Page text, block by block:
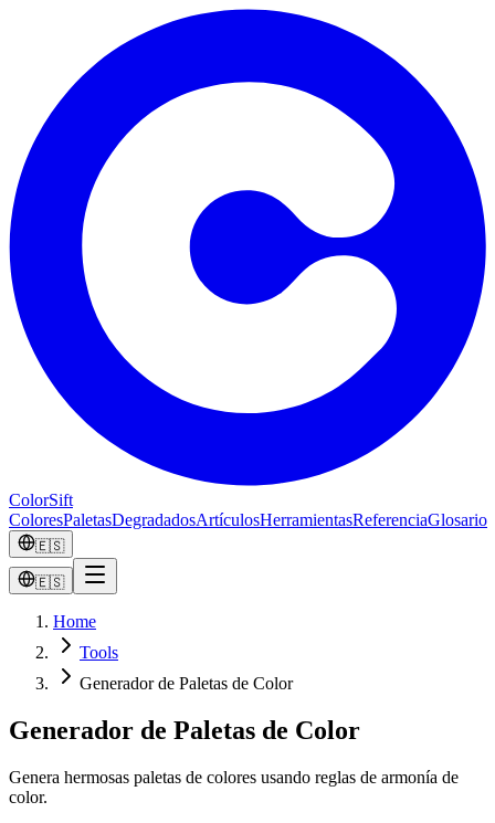
ColorSift
ColoresPaletasDegradadosArtículosHerramientasReferenciaGlosario
🇪🇸
🇪🇸
Home
Tools
Generador de Paletas de Color
Generador de Paletas de Color
Genera hermosas paletas de colores usando reglas de armonía de
color.